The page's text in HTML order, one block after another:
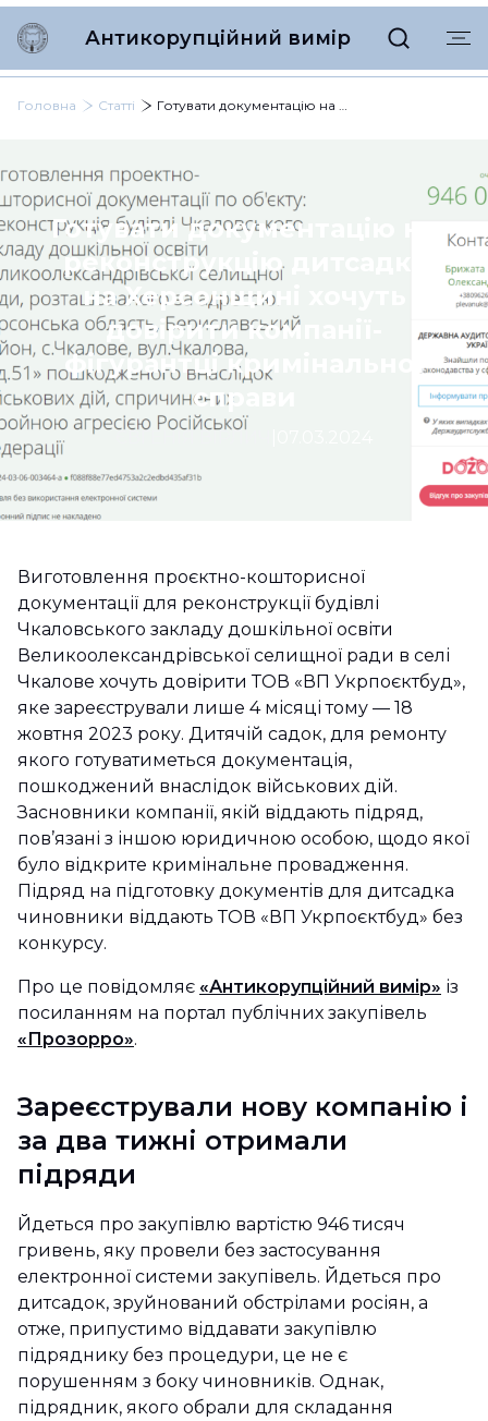
Антикорупційний вимір
Головна Статті Готувати документацію на реконструкцію дитсадка на Херсонщині хочуть довірити компанії-фігурантці кримінальної справи
Готувати документацію на
реконструкцію дитсадка
на Херсонщині хочуть
довірити компанії-
фігурантці кримінальної
справи
ЄВГЕНІЯ ВІРЛИЧ
Виготовлення проєктно-кошторисної
документації для реконструкції будівлі
Чкаловського закладу дошкільної освіти
Великоолександрівської селищної ради в селі
Чкалове хочуть довірити ТОВ «ВП Укрпоєктбуд»,
яке зареєстрували лише 4 місяці тому — 18
жовтня 2023 року. Дитячій садок, для ремонту
якого готуватиметься документація,
пошкоджений внаслідок військових дій.
Засновники компанії, якій віддають підряд,
пов’язані з іншою юридичною особою, щодо якої
було відкрите кримінальне провадження.
Підряд на підготовку документів для дитсадка
чиновники віддають ТОВ «ВП Укрпоєктбуд» без
конкурсу.
Про це повідомляє «Антикорупційний вимір» із
посиланням на портал публічних закупівель
«Прозорро».
Зареєстрували нову компанію і
за два тижні отримали
підряди
Йдеться про закупівлю вартістю 946 тисяч
гривень, яку провели без застосування
електронної системи закупівель. Йдеться про
дитсадок, зруйнований обстрілами росіян, а
отже, припустимо віддавати закупівлю
підряднику без процедури, це не є
порушенням з боку чиновників. Однак,
підрядник, якого обрали для складання